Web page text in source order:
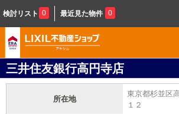
検討リスト 0 最近見た物件 0
三井住友銀行高円寺店
所在地
東京都杉並区
１２